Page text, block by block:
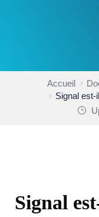
Accueil
Signal est-
Signal